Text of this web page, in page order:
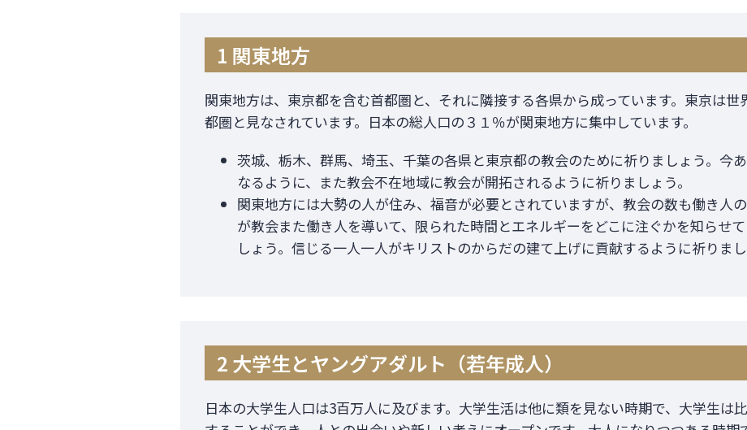
1 関東地方
関東地方は、東京都を含む首都圏と、それに隣接する各県から成っています。東京は
都圏と見なされています。日本の総人口の３１％が関東地方に集中しています。
茨城、栃木、群馬、埼玉、千葉の各県と東京都の教会のために祈りましょう。今
なるように、また教会不在地域に教会が開拓されるように祈りましょう。
関東地方には大勢の人が住み、福音が必要とされていますが、教会の数も働き人
が教会また働き人を導いて、限られた時間とエネルギーをどこに注ぐかを知らせ
しょう。信じる一人一人がキリストのからだの建て上げに貢献するように祈りまし
2 大学生とヤングアダルト（若年成人）
日本の大学生人口は3百万人に及びます。大学生活は他に類を見ない時期で、大学生は